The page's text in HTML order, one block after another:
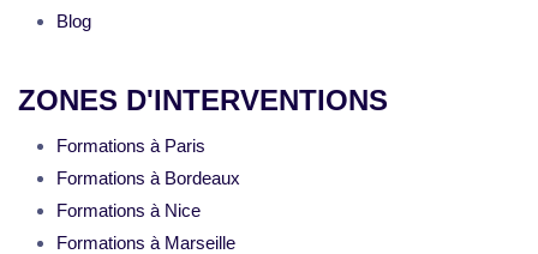
Blog
ZONES D'INTERVENTIONS
Formations à Paris
Formations à Bordeaux
Formations à Nice
Formations à Marseille